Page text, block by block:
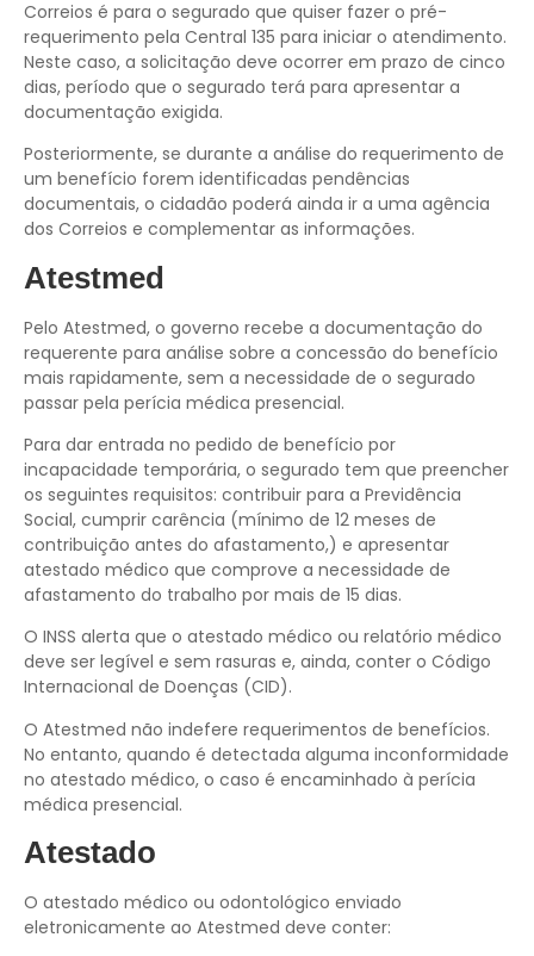
Correios é para o segurado que quiser fazer o pré-
requerimento pela Central 135 para iniciar o atendimento.
Neste caso, a solicitação deve ocorrer em prazo de cinco
dias, período que o segurado terá para apresentar a
documentação exigida.
Posteriormente, se durante a análise do requerimento de
um benefício forem identificadas pendências
documentais, o cidadão poderá ainda ir a uma agência
dos Correios e complementar as informações.
Atestmed
Pelo Atestmed, o governo recebe a documentação do
requerente para análise sobre a concessão do benefício
mais rapidamente, sem a necessidade de o segurado
passar pela perícia médica presencial.
Para dar entrada no pedido de benefício por
incapacidade temporária, o segurado tem que preencher
os seguintes requisitos: contribuir para a Previdência
Social, cumprir carência (mínimo de 12 meses de
contribuição antes do afastamento,) e apresentar
atestado médico que comprove a necessidade de
afastamento do trabalho por mais de 15 dias.
O INSS alerta que o atestado médico ou relatório médico
deve ser legível e sem rasuras e, ainda, conter o Código
Internacional de Doenças (CID).
O Atestmed não indefere requerimentos de benefícios.
No entanto, quando é detectada alguma inconformidade
no atestado médico, o caso é encaminhado à perícia
médica presencial.
Atestado
O atestado médico ou odontológico enviado
eletronicamente ao Atestmed deve conter: